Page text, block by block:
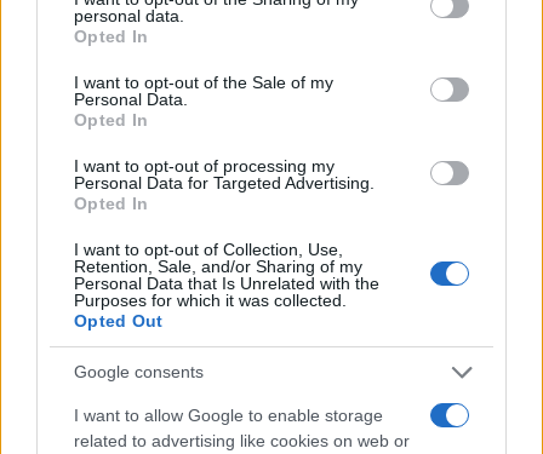
grant or deny consent to Google and its third-party tags to
use your data for below specified purposes in below Google
consent section.
personal data.
Opted In
I want to opt-out of the Sale of my
Personal Data.
Opted In
I want to opt-out of processing my
Personal Data for Targeted Advertising.
Opted In
I want to opt-out of Collection, Use,
Retention, Sale, and/or Sharing of my
Personal Data that Is Unrelated with the
Purposes for which it was collected.
Opted Out
Google consents
I want to allow Google to enable storage
related to advertising like cookies on web or
Copenhagen Fashion Week SS27: le novità che stanno
rivoluzionando la moda
LIFESTYLE